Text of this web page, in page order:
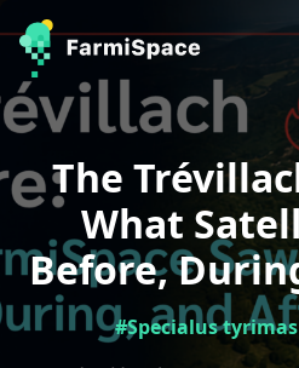
The
What
Before,
#Specialus